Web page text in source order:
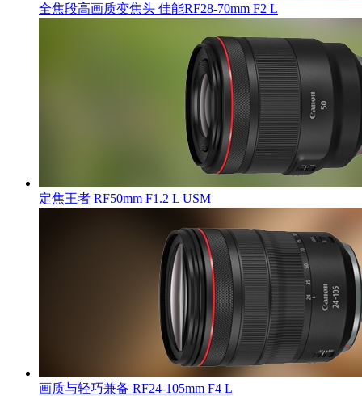
全焦段高画质变焦头 佳能RF28-70mm F2 L
定焦王者 RF50mm F1.2 L USM
画质与轻巧兼备 RF24-105mm F4 L